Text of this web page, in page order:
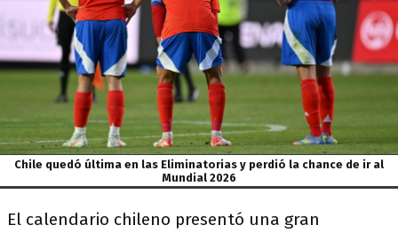
Chile quedó última en las Eliminatorias y perdió la chance de ir al
Mundial 2026
El calendario chileno presentó una gran